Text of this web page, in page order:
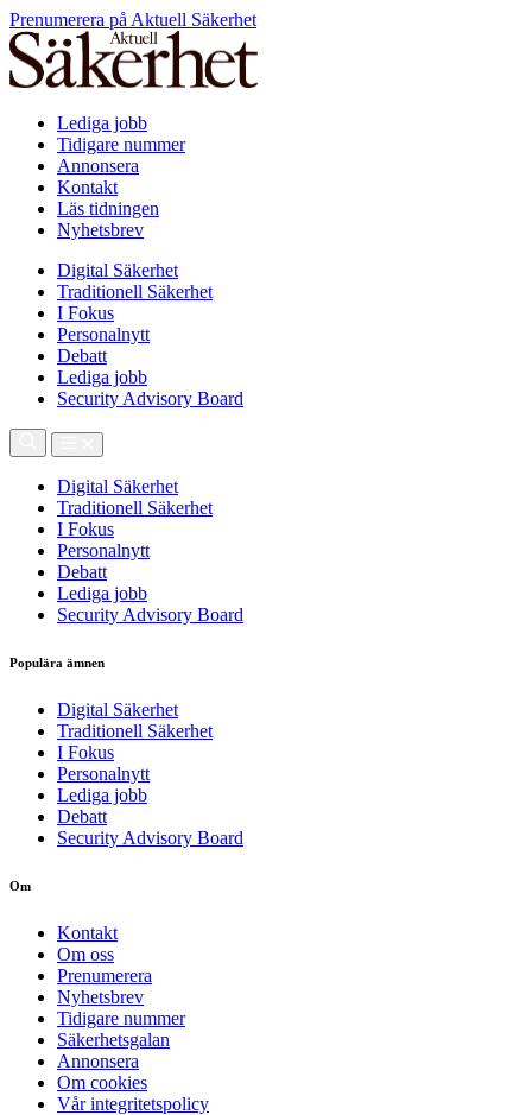
Prenumerera på Aktuell Säkerhet
Lediga jobb
Tidigare nummer
Annonsera
Kontakt
Läs tidningen
Nyhetsbrev
Digital Säkerhet
Traditionell Säkerhet
I Fokus
Personalnytt
Debatt
Lediga jobb
Security Advisory Board
Digital Säkerhet
Traditionell Säkerhet
I Fokus
Personalnytt
Debatt
Lediga jobb
Security Advisory Board
Populära ämnen
Digital Säkerhet
Traditionell Säkerhet
I Fokus
Personalnytt
Lediga jobb
Debatt
Security Advisory Board
Om
Kontakt
Om oss
Prenumerera
Nyhetsbrev
Tidigare nummer
Säkerhetsgalan
Annonsera
Om cookies
Vår integritetspolicy